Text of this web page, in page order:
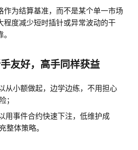
作为结算基准，而不是某个单一市场
程度减少短时插针或异常波动的干
友好，高手同样获益
从小额做起，边学边练，不用担心
；
用事件合约快速下注，低维护成
整体策略。